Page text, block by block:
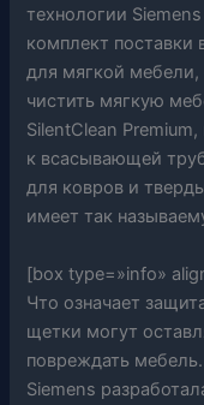
технологии
комплект поставки
для мягкой
чистить мягкую
SilentClean
к всасывающей
для ковров и
имеет так
[box type=»info»
Что означает
щетки могут
повреждать
Siemens